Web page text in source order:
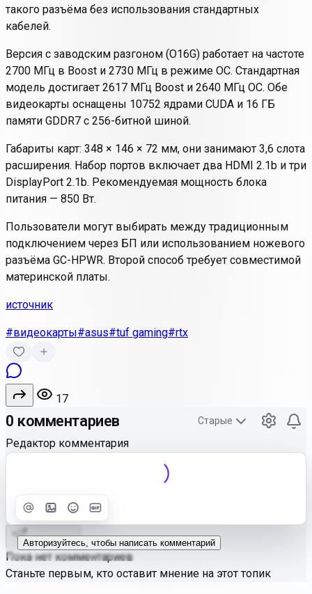
такого разъёма без использования стандартных
кабелей.
Версия с заводским разгоном (O16G) работает на частоте
2700 МГц в Boost и 2730 МГц в режиме OC. Стандартная
модель достигает 2617 МГц Boost и 2640 МГц OC. Обе
видеокарты оснащены 10752 ядрами CUDA и 16 ГБ
памяти GDDR7 с 256-битной шиной.
Габариты карт: 348 × 146 × 72 мм, они занимают 3,6 слота
расширения. Набор портов включает два HDMI 2.1b и три
DisplayPort 2.1b. Рекомендуемая мощность блока
питания — 850 Вт.
Пользователи могут выбирать между традиционным
подключением через БП или использованием ножевого
разъёма GC-HPWR. Второй способ требует совместимой
материнской платы.
источник
#видеокарты#asus#tuf gaming#rtx
17
0 комментариев Старые
Редактор комментария
Улучшить
Авторизуйтесь, чтобы написать комментарий
Отправить
Пока нет комментариев
Станьте первым, кто оставит мнение на этот топик